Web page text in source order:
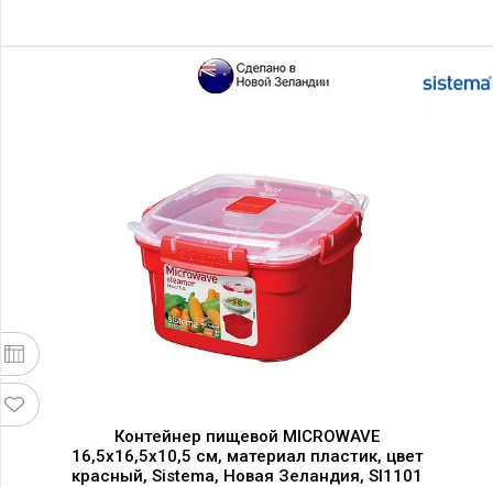
Контейнер пищевой MICROWAVE
16,5х16,5х10,5 см, материал пластик, цвет
красный, Sistema, Новая Зеландия, SI1101